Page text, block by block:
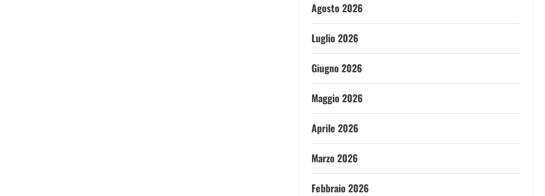
Agosto 2026
Luglio 2026
Giugno 2026
Maggio 2026
Aprile 2026
Marzo 2026
Febbraio 2026